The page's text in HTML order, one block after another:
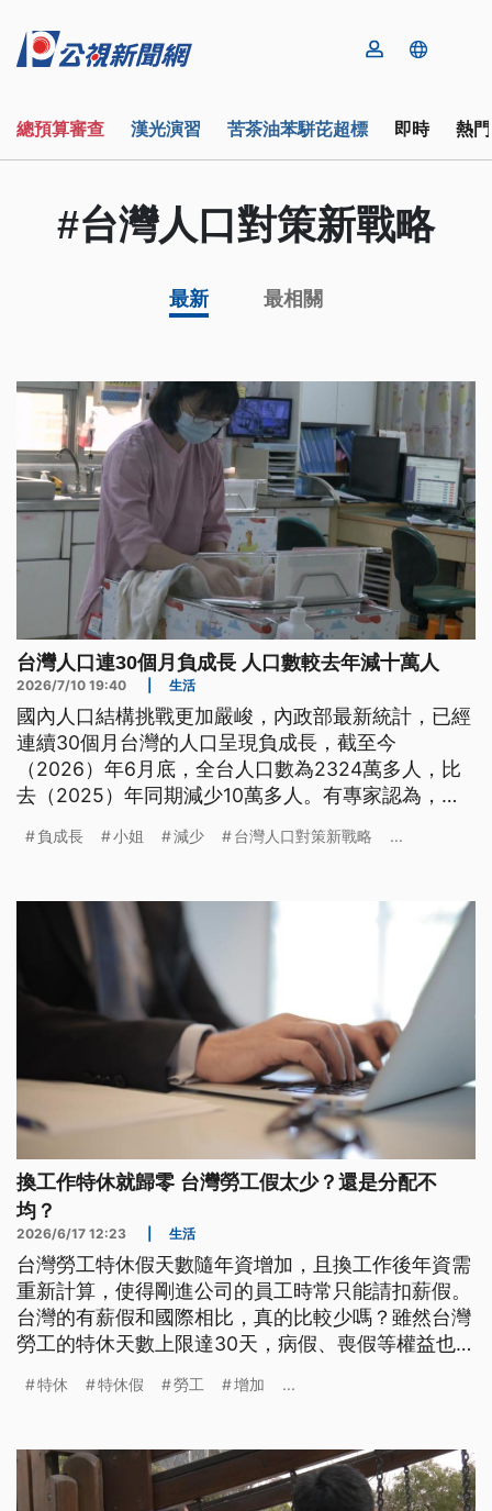
總預算審查 漢光演習 苦茶油苯駢芘超標 即時 熱
#台灣人口對策新戰略
最新 最相關
台灣人口連30個月負成長 人口數較去年減十萬人
2026/7/10 19:40 生活
國內人口結構挑戰更加嚴峻，內政部最新統計，已經
連續30個月台灣的人口呈現負成長，截至今
（2026）年6月底，全台人口數為2324萬多人，比
去（2025）年同期減少10萬多人。有專家認為，想
窮」以及「住房壓力」等問題，呼籲社會應共同營造
負成長 小姐 減少 台灣人口對策新戰略 ...
換工作特休就歸零 台灣勞工假太少？還是分配不
均？
2026/6/17 12:23 生活
台灣勞工特休假天數隨年資增加，且換工作後年資需
重新計算，使得剛進公司的員工時常只能請扣薪假。
台灣的有薪假和國際相比，真的比較少嗎？雖然台灣
勞工的特休天數上限達30天，病假、喪假等權益也優
致特休可能「看得到，吃不到」。
特休 特休假 勞工 增加 ...